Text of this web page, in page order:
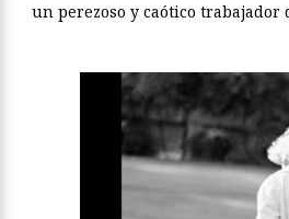
un perezoso y caótico trabajador